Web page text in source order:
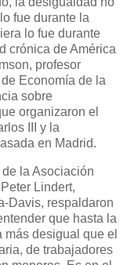
fue durante la
lo fue durante
crónica de América
profesor
Economía de la
sobre
organizaron el
III y la
en Madrid.
la Asociación
Lindert,
Davis, respaldaron
que hasta la
desigual que el
de trabajadores